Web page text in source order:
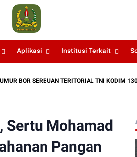
Aplikasi Institusi Terkait
SERBUAN TERITORIAL TNI KODIM 1307/POSO
Sertu Mohamad
Pangan